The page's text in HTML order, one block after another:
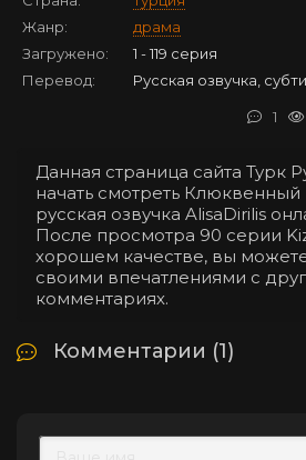
Жанр:
драма
Загружено:
1 - 119 серия
Перевод:
Русская озвучка,
1
Данная страница сайта Турк
начать смотреть
русская озвучка AlisaDirilis
После просмотра 90 серии
хорошем качестве, вы
своими впечатлениями с
комментариях.
Комментарии (1)